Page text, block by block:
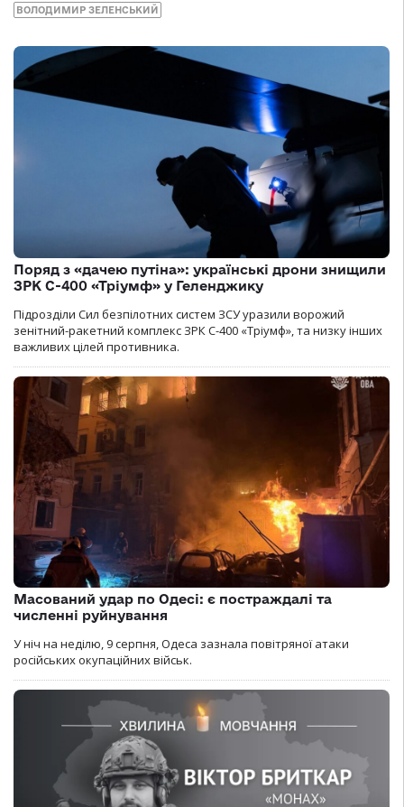
ВОЛОДИМИР ЗЕЛЕНСЬКИЙ
Поряд з «дачею путіна»: українські дрони знищили
ЗРК С-400 «Тріумф» у Геленджику
Підрозділи Сил безпілотних систем ЗСУ уразили ворожий
зенітний-ракетний комплекс ЗРК С-400 «Тріумф», та низку інших
важливих цілей противника.
Масований удар по Одесі: є постраждалі та
численні руйнування
У ніч на неділю, 9 серпня, Одеса зазнала повітряної атаки
російських окупаційних військ.